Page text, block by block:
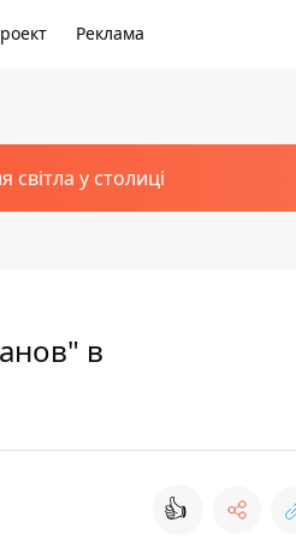
Реклама
світла у столиці
в
👍